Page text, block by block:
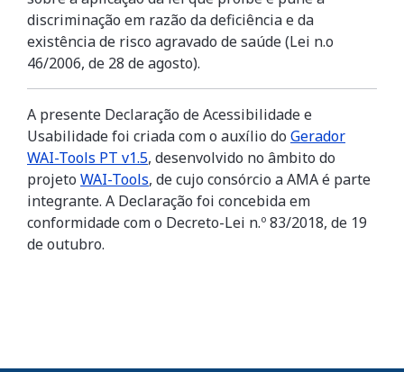
discriminação em razão da deficiência e da
existência de risco agravado de saúde (Lei n.o
46/2006, de 28 de agosto).
A presente Declaração de Acessibilidade e
Usabilidade foi criada com o auxílio do Gerador
WAI-Tools PT v1.5, desenvolvido no âmbito do
projeto WAI-Tools, de cujo consórcio a AMA é parte
integrante. A Declaração foi concebida em
conformidade com o Decreto-Lei n.º 83/2018, de 19
de outubro.